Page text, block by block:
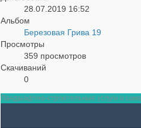
28.07.2019 16:52
Альбом
Березовая Грива 19
Просмотры
359 просмотров
Скачиваний
0
Ландшафтно-строительные услуги в